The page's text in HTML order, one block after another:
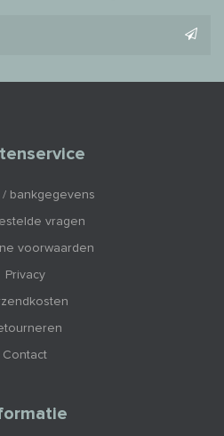
/ bankgegevens
vragen
voorwaarden
Privacy
Contact